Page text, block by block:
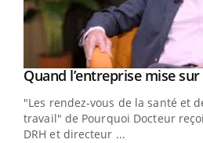
Youtube
Quand l’entreprise mise
"Les rendez-vous de la santé et
travail" de Pourquoi Docteur
DRH et directeur ...